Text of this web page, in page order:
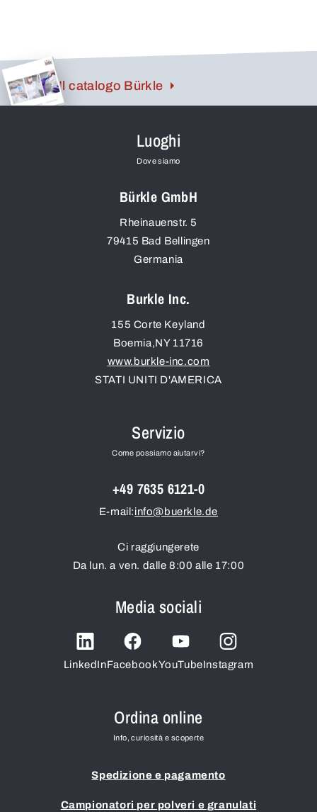
Il catalogo Bürkle
Luoghi
Dove siamo
Bürkle GmbH
Rheinauenstr. 5
79415 Bad Bellingen
Germania
Burkle Inc.
155 Corte Keyland
Boemia,NY 11716
www.burkle-inc.com
STATI UNITI D'AMERICA
Servizio
Come possiamo aiutarvi?
+49 7635 6121-0
E-mail:info@buerkle.de
Ci raggiungerete
Da lun. a ven. dalle 8:00 alle 17:00
Media sociali
LinkedInFacebookYouTubeInstagram
Ordina online
Info, curiosità e scoperte
Spedizione e pagamento
Campionatori per polveri e granulati